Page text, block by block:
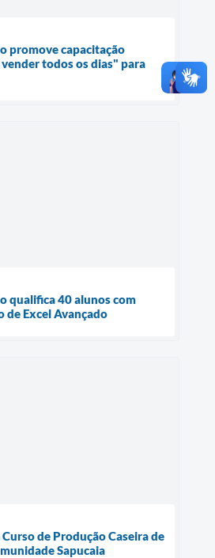
promove capacitação
todos os dias" para
qualifica 40 alunos com
de Excel Avançado
de Produção Caseira de
Sapucaia